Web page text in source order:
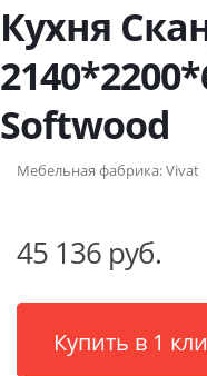
Кухня
Softwood
Мебельная фабрика:Vivat
45 136 руб.
Купить в 1